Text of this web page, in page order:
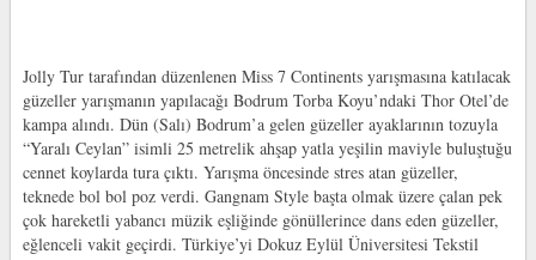
Jolly Tur tarafından düzenlenen Miss 7 Continents yarışmasına katılacak
güzeller yarışmanın yapılacağı Bodrum Torba Koyu’ndaki Thor Otel’de
kampa alındı. Dün (Salı) Bodrum’a gelen güzeller ayaklarının tozuyla
“Yaralı Ceylan” isimli 25 metrelik ahşap yatla yeşilin maviyle buluştuğu
cennet koylarda tura çıktı. Yarışma öncesinde stres atan güzeller,
teknede bol bol poz verdi. Gangnam Style başta olmak üzere çalan pek
çok hareketli yabancı müzik eşliğinde gönüllerince dans eden güzeller,
eğlenceli vakit geçirdi. Türkiye’yi Dokuz Eylül Üniversitesi Tekstil